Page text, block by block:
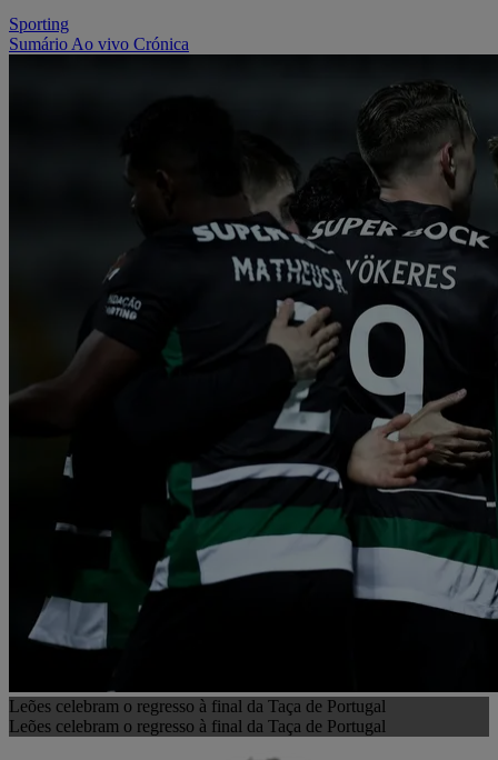
Sporting
Sumário Ao vivo Crónica
Leões celebram o regresso à final da Taça de Portugal
Leões celebram o regresso à final da Taça de Portugal